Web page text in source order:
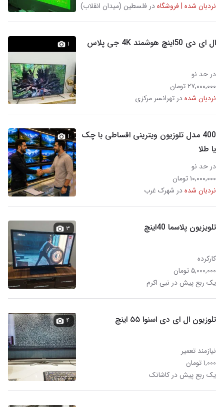
نردبان شده | فروشگاهدر فلسطین (میدان انقلاب)
ال ای دی 50اینچ هوشمند 4K جی پلاس
در حد نو
۲۷,۰۰۰,۰۰۰ تومان
نردبان شدهدر تهرانسر مرکزی
۱
400 مدل تلوزیون ویترینی اقساطی با چک
یا طلا
در حد نو
۱۰,۰۰۰,۰۰۰ تومان
نردبان شدهدر شهرک غرب
۱
تلویزیون پلاسما 40اینچ
کارکرده
۵,۰۰۰,۰۰۰ تومان
یک ربع پیش در نبی اکرم
۳
تلوزیون ال ای دی اسنوا ۵۵ اینچ
نیازمند تعمیر
۱,۰۰۰ تومان
یک ربع پیش در کاشانک
۴